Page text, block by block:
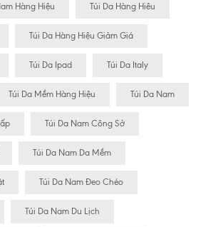
Hàng Hiệu Túi Da Hàng Hiêu
Túi Da Hàng Hiệu Giảm Giá
Túi Da Ipad Túi Da Italy
Túi Da Mềm Hàng Hiệu Túi Da Nam
Túi Da Nam Công Sở
Túi Da Nam Da Mềm
Túi Da Nam Đeo Chéo
Túi Da Nam Du Lịch